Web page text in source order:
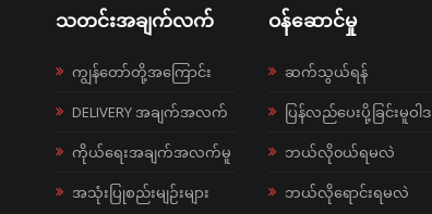
သတင်းအချက်လက်
ကျွန်တော်တို့အကြောင်း
DELIVERY အချက်အလက်
ကိုယ်ရေးအချက်အလက်မူ
အသုံးပြုစည်းမျဉ်းများ
ဝန်ဆောင်မှု
ဆက်သွယ်ရန်
ပြန်လည်ပေးပို့ခြင်းမူဝါဒ
ဘယ်လို၀ယ်ရမလဲ
ဘယ်လိုရောင်းရမလဲ